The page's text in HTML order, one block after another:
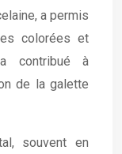
a permis
colorées et
contribué à
de la galette
souvent en